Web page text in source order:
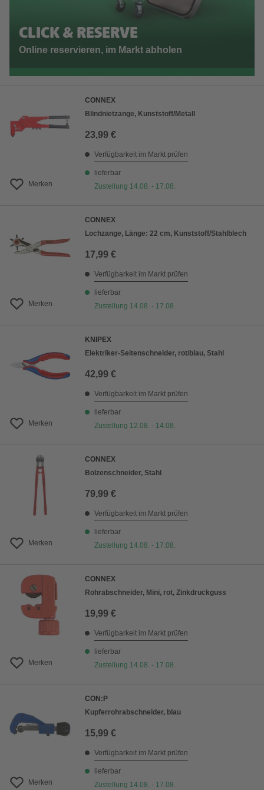
CLICK & RESERVE
Online reservieren, im Markt abholen
Merken
CONNEX
Blindnietzange, Kunststoff/Metall
23,99 €
Verfügbarkeit im Markt prüfen
lieferbar
Zustellung 14.08. - 17.08.
Merken
CONNEX
Lochzange, Länge: 22 cm, Kunststoff/Stahlblech
17,99 €
Verfügbarkeit im Markt prüfen
lieferbar
Zustellung 14.08. - 17.08.
Merken
KNIPEX
Elektriker-Seitenschneider, rot/blau, Stahl
42,99 €
Verfügbarkeit im Markt prüfen
lieferbar
Zustellung 12.08. - 14.08.
Merken
CONNEX
Bolzenschneider, Stahl
79,99 €
Verfügbarkeit im Markt prüfen
lieferbar
Zustellung 14.08. - 17.08.
Merken
CONNEX
Rohrabschneider, Mini, rot, Zinkdruckguss
19,99 €
Verfügbarkeit im Markt prüfen
lieferbar
Zustellung 14.08. - 17.08.
Merken
CON:P
Kupferrohrabschneider, blau
15,99 €
Verfügbarkeit im Markt prüfen
lieferbar
Zustellung 14.08. - 17.08.